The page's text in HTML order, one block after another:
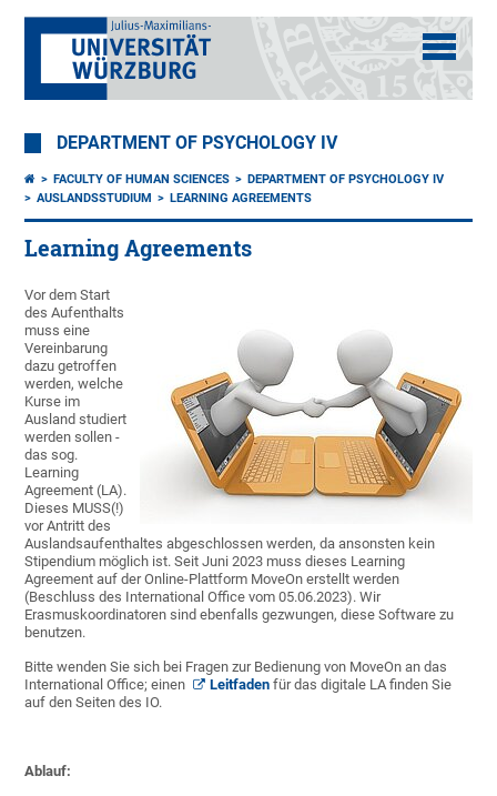
DEPARTMENT OF PSYCHOLOGY IV
FACULTY OF HUMAN SCIENCES
DEPARTMENT OF PSYCHOLOGY IV
AUSLANDSSTUDIUM
LEARNING AGREEMENTS
Learning Agreements
Vor dem Start
des Aufenthalts
muss eine
Vereinbarung
dazu getroffen
werden, welche
Kurse im
Ausland studiert
werden sollen -
das sog.
Learning
Agreement (LA).
Dieses MUSS(!)
vor Antritt des
Auslandsaufenthaltes abgeschlossen werden, da ansonsten kein
Stipendium möglich ist. Seit Juni 2023 muss dieses Learning
Agreement auf der Online-Plattform MoveOn erstellt werden
(Beschluss des International Office vom 05.06.2023). Wir
Erasmuskoordinatoren sind ebenfalls gezwungen, diese Software zu
benutzen.
Bitte wenden Sie sich bei Fragen zur Bedienung von MoveOn an das
International Office; einen
Leitfaden für das digitale LA finden Sie
auf den Seiten des IO.
Ablauf: